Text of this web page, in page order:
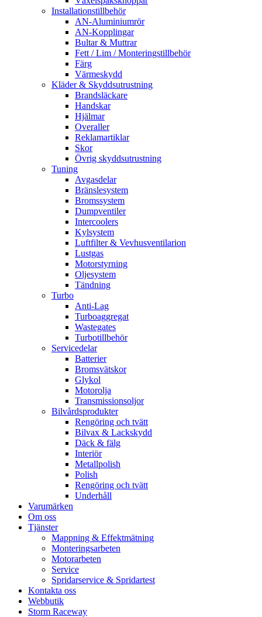
Installationstillbehör
AN-Aluminiumrör
AN-Kopplingar
Bultar & Muttrar
Fett / Lim / Monteringstillbehör
Färg
Värmeskydd
Kläder & Skyddsutrustning
Brandsläckare
Handskar
Hjälmar
Overaller
Reklamartiklar
Skor
Övrig skyddsutrustning
Tuning
Avgasdelar
Bränslesystem
Bromssystem
Dumpventiler
Intercoolers
Kylsystem
Luftfilter & Vevhusventilarion
Lustgas
Motorstyrning
Oljesystem
Tändning
Turbo
Anti-Lag
Turboaggregat
Wastegates
Turbotillbehör
Servicedelar
Batterier
Bromsvätskor
Glykol
Motorolja
Transmissionsoljor
Bilvårdsprodukter
Rengöring och tvätt
Bilvax & Lackskydd
Däck & fälg
Interiör
Metallpolish
Polish
Rengöring och tvätt
Underhåll
Varumärken
Om oss
Tjänster
Mappning & Effektmätning
Monteringsarbeten
Motorarbeten
Service
Spridarservice & Spridartest
Kontakta oss
Webbutik
Storm Raceway